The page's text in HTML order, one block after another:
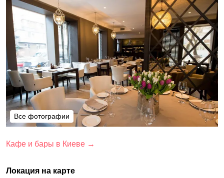
Все фотографии
Все фотографии
Кафе и бары в Киеве →
Локация на карте